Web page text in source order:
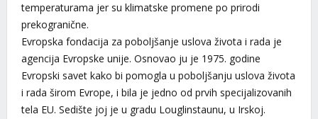
temperaturama jer su klimatske promene po prirodi
prekogranične.
Evropska fondacija za poboljšanje uslova života i rada je
agencija Evropske unije. Osnovao ju je 1975. godine
Evropski savet kako bi pomogla u poboljšanju uslova života
i rada širom Evrope, i bila je jedno od prvih specijalizovanih
tela EU. Sedište joj je u gradu Louglinstaunu, u Irskoj.